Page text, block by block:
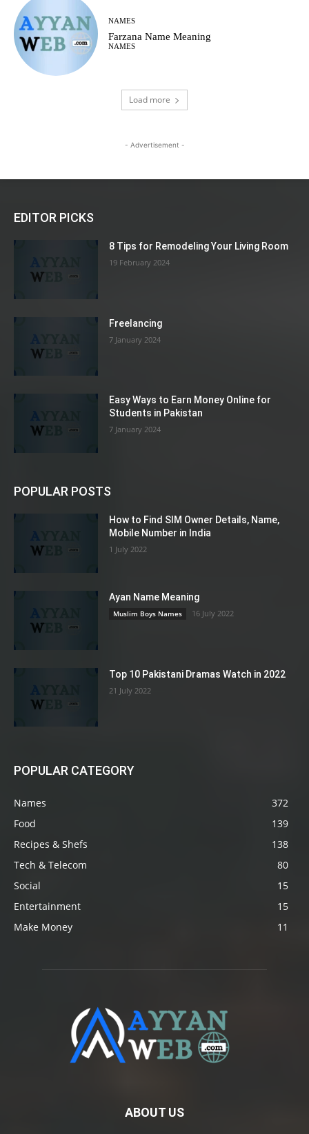
NAMES
Farzana Name Meaning
NAMES
Load more
- Advertisement -
EDITOR PICKS
8 Tips for Remodeling Your Living Room
19 February 2024
Freelancing
7 January 2024
Easy Ways to Earn Money Online for
Students in Pakistan
7 January 2024
POPULAR POSTS
How to Find SIM Owner Details, Name,
Mobile Number in India
1 July 2022
Ayan Name Meaning
Muslim Boys Names 16 July 2022
Top 10 Pakistani Dramas Watch in 2022
21 July 2022
POPULAR CATEGORY
Names
372
Food
139
Recipes & Shefs
138
Tech & Telecom
80
Social
15
Entertainment
15
Make Money
11
ABOUT US